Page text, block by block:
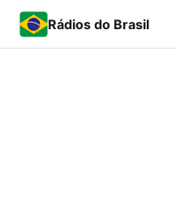
Rádios do Brasil